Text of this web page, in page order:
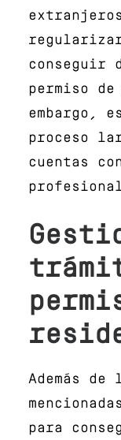
conseguir
permiso
embargo,
proceso
cuentas
Además
para